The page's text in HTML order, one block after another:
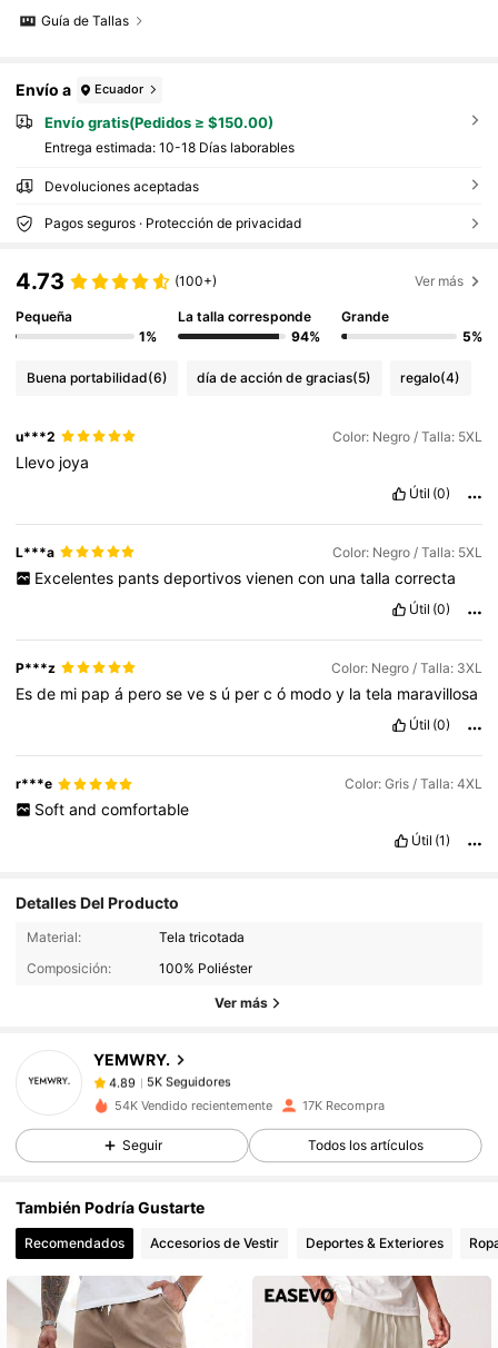
Guía de Tallas
Envío a Ecuador
Envío gratis(Pedidos ≥ $150.00)
Entrega estimada: 10-18 Días laborables
Devoluciones aceptadas
Pagos seguros · Protección de privacidad
4.73 (100+) Ver más
Pequeña
1%
La talla corresponde
94%
Grande
5%
Buena portabilidad(6) día de acción de gracias(5) regalo(4)
u***2 Color: Negro / Talla: 5XL
Llevo joya
Útil (0)
L***a Color: Negro / Talla: 5XL
Excelentes pants deportivos vienen con una talla correcta
Útil (0)
P***z Color: Negro / Talla: 3XL
Esde mi papá peroseves ú percó modoy latela maravillosa
Útil (0)
r***e Color: Gris / Talla: 4XL
Soft and comfortable
Útil (1)
Detalles Del Producto
Material:
Tela tricotada
Composición:
100% Poliéster
Ver más
YEMWRY.
5K Seguidores
4.89
5K Seguidores
5***7seguidoHace 1 día
4.89
5K Seguidores
4.89 5K Seguidores
4.89 5K Seguidores
4.89
5K Seguidores
54K Vendido recientemente 17K Recompra
Seguir Todos los artículos
También Podría Gustarte
Recomendados Accesorios de Vestir Deportes & Exteriores